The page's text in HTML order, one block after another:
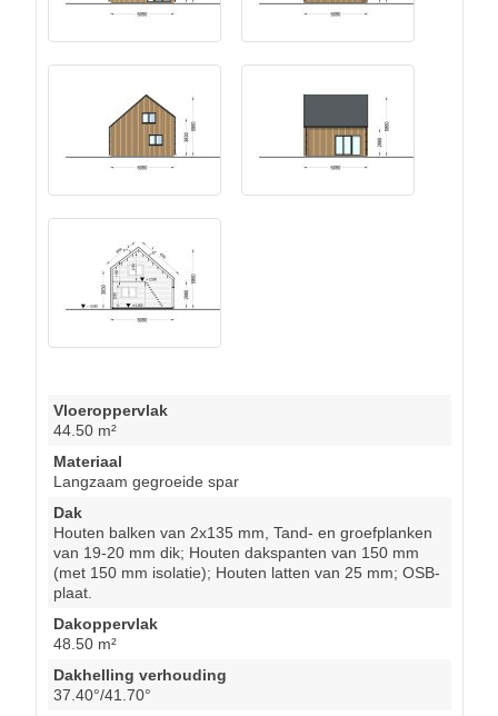
Vloeroppervlak
44.50 m²
Materiaal
Langzaam gegroeide spar
Dak
Houten balken van 2x135 mm, Tand- en groefplanken
van 19-20 mm dik; Houten dakspanten van 150 mm
(met 150 mm isolatie); Houten latten van 25 mm; OSB-
plaat.
Dakoppervlak
48.50 m²
Dakhelling verhouding
37.40°/41.70°